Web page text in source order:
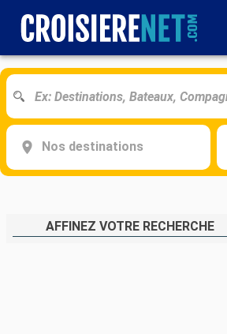
Nos destinations
AFFINEZ VOTRE RECHERCHE